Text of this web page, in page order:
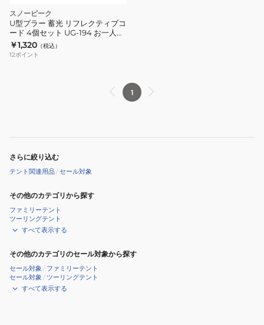
ッ
ト
UG-
192
ま
で
スノーピーク
U型プラー 蓄光 リフレクティブコ
ード 4個セット UG-194 お一人様
一点まで
￥1,320 （税込）
12ポイント
1
さらに絞り込む
テント関連用品/セール対象
その他のカテゴリから探す
ファミリーテント
ツーリングテント
すべて表示する
その他のカテゴリのセール対象から探す
セール対象 / ファミリーテント
セール対象 / ツーリングテント
すべて表示する